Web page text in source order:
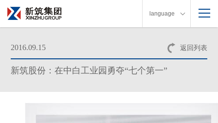
language
返回列表
2016.09.15
新筑股份：在中白工业园勇夺“七个第一”